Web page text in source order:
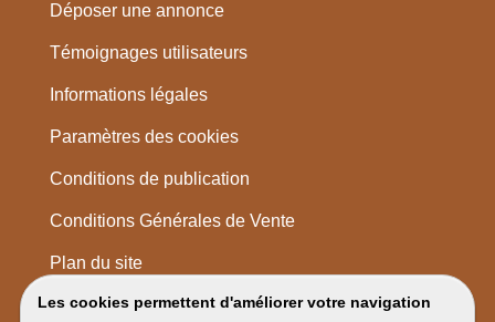
Les cookies permettent d'améliorer votre navigation
Déposer une annonce
Témoignages utilisateurs
Informations légales
Paramètres des cookies
Conditions de publication
Conditions Générales de Vente
Plan du site